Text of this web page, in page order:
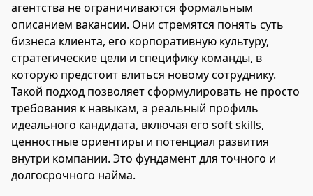
агентства не ограничиваются формальным
описанием вакансии. Они стремятся понять суть
бизнеса клиента, его корпоративную культуру,
стратегические цели и специфику команды, в
которую предстоит влиться новому сотруднику.
Такой подход позволяет сформулировать не просто
требования к навыкам, а реальный профиль
идеального кандидата, включая его soft skills,
ценностные ориентиры и потенциал развития
внутри компании. Это фундамент для точного и
долгосрочного найма.